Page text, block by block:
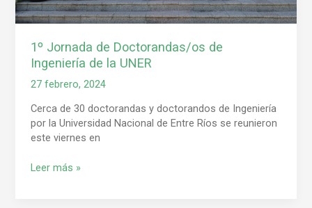
1º Jornada de Doctorandas/os de
Ingeniería de la UNER
27 febrero, 2024
Cerca de 30 doctorandas y doctorandos de Ingeniería
por la Universidad Nacional de Entre Ríos se reunieron
este viernes en
Leer más »